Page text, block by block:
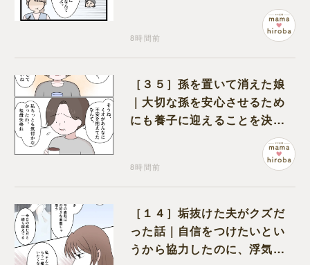
8時間前
［３５］孫を置いて消えた娘
｜大切な孫を安心させるため
にも養子に迎えることを決心
8時間前
［１４］垢抜けた夫がクズだ
った話｜自信をつけたいとい
うから協力したのに、浮気と